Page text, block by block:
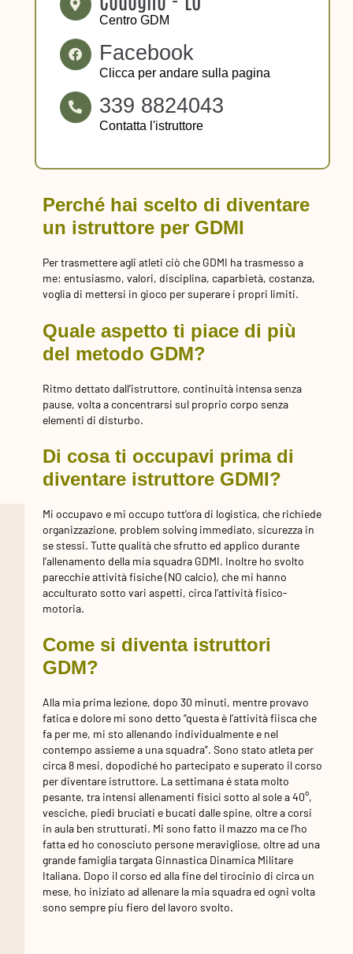
Centro GDM
Facebook
Clicca per andare sulla pagina
339 8824043
Contatta l'istruttore
Perché hai scelto di diventare
un istruttore per GDMI
Per trasmettere agli atleti ciò che GDMI ha trasmesso a
me: entusiasmo, valori, disciplina, caparbietà, costanza,
voglia di mettersi in gioco per superare i propri limiti.
Quale aspetto ti piace di più
del metodo GDM?
Ritmo dettato dall’istruttore, continuità intensa senza
pause, volta a concentrarsi sul proprio corpo senza
elementi di disturbo.
Di cosa ti occupavi prima di
diventare istruttore GDMI?
Mi occupavo e mi occupo tutt’ora di logistica, che richiede
organizzazione, problem solving immediato, sicurezza in
se stessi. Tutte qualità che sfrutto ed applico durante
l’allenamento della mia squadra GDMI. Inoltre ho svolto
parecchie attività fisiche (NO calcio), che mi hanno
acculturato sotto vari aspetti, circa l’attività fisico-
motoria.
Come si diventa istruttori
GDM?
Alla mia prima lezione, dopo 30 minuti, mentre provavo
fatica e dolore mi sono detto “questa è l’attività fiisca che
fa per me, mi sto allenando individualmente e nel
contempo assieme a una squadra”. Sono stato atleta per
circa 8 mesi, dopodiché ho partecipato e superato il corso
per diventare istruttore. La settimana é stata molto
pesante, tra intensi allenamenti fisici sotto al sole a 40°,
vesciche, piedi bruciati e bucati dalle spine, oltre a corsi
in aula ben strutturati. Mi sono fatto il mazzo ma ce l’ho
fatta ed ho conosciuto persone meravigliose, oltre ad una
grande famiglia targata Ginnastica Dinamica Militare
Italiana. Dopo il corso ed alla fine del tirocinio di circa un
mese, ho iniziato ad allenare la mia squadra ed ogni volta
sono sempre piu fiero del lavoro svolto.